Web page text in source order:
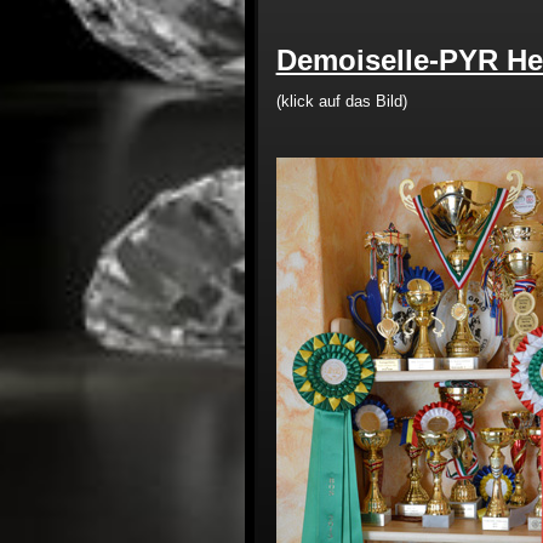
Demoiselle-PYR
(klick auf das Bild)